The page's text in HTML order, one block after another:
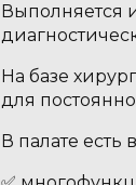
Выполняется
На базе
для
В палате